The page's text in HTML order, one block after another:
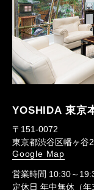
YOSHIDA 東京
〒151-0072
東京都渋谷区幡ヶ
Google Map
営業時間 10:30～
定休日 年中無休（年